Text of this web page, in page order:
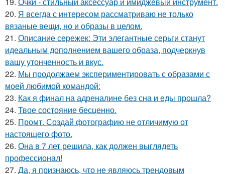
20. Я всегда с интересом рассматриваю не только
вязаные вещи, но и образы в целом.
21. Описание сережек: Эти элегантные серьги станут
идеальным дополнением вашего образа, подчеркнув
вашу утонченность и вкус.
22. Мы продолжаем экспериментировать с образами с
моей любимой командой:
23. Как я финал на адреналине без сна и еды прошла?
24. Твое состояние бесценно.
25. Промт. Создай фотографию не отличимую от
настоящего фото.
26. Она в 7 лет решила, как должен выглядеть
профессионал!
27. Да, я признаюсь, что не являюсь трендовым